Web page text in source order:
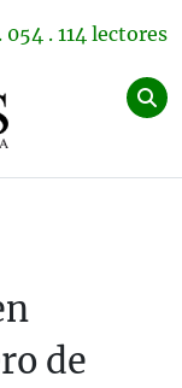
054 . 114 lectores
de